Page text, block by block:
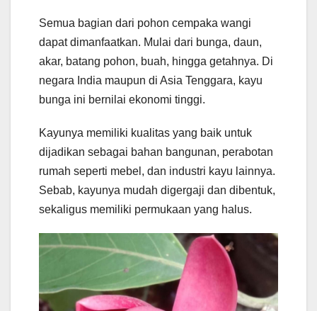
Semua bagian dari pohon cempaka wangi
dapat dimanfaatkan. Mulai dari bunga, daun,
akar, batang pohon, buah, hingga getahnya. Di
negara India maupun di Asia Tenggara, kayu
bunga ini bernilai ekonomi tinggi.
Kayunya memiliki kualitas yang baik untuk
dijadikan sebagai bahan bangunan, perabotan
rumah seperti mebel, dan industri kayu lainnya.
Sebab, kayunya mudah digergaji dan dibentuk,
sekaligus memiliki permukaan yang halus.